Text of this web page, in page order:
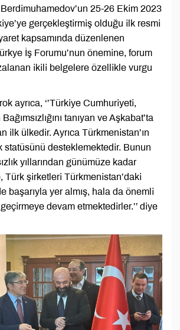
25-26 Ekim 2023
gerçekleştirmiş olduğu ilk resmi
kapsamında düzenlenen
İş Forumu’nun önemine, forum
ikili belgelere özellikle vurgu
ayrıca, ‘’Türkiye Cumhuriyeti,
tanıyan ve Aşkabat’ta
ilk ülkedir. Ayrıca Türkmenistan’ın
statüsünü desteklemektedir. Bunun
yıllarından günümüze kadar
Türk şirketleri Türkmenistan’daki
başarıyla yer almış, hala da önemli
devam etmektedirler.’’ diye